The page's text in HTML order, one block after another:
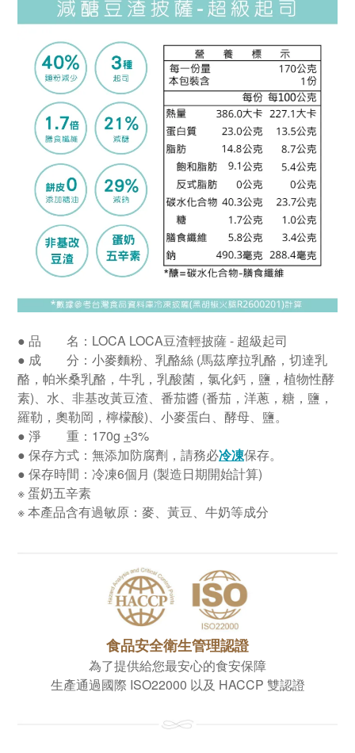
● 品 名：LOCA LOCA豆渣輕披薩 - 超級起司
● 成 分：小麥麵粉、乳酪絲 (馬茲摩拉乳酪，切達乳
酪，帕米桑乳酪，牛乳，乳酸菌，氯化鈣，鹽，植物性酵
素)、水、 非基改黃豆渣、番茄醬 (番茄，洋蔥，糖，鹽，
羅勒，奧勒岡，檸檬酸)、小麥蛋白、酵母、 鹽。
● 淨 重：170g +3%
● 保存方式：無添加防腐劑，請務必冷凍保存。
● 保存時間：冷凍6個月 (製造日期開始計算)
※ 蛋奶五辛素
※本產品含有過敏原：麥、黃豆、 牛奶等成分
食品安全衛生管理認證
為了提供給您最安心的食安保障
生產通過國際 ISO22000 以及 HACCP 雙認證